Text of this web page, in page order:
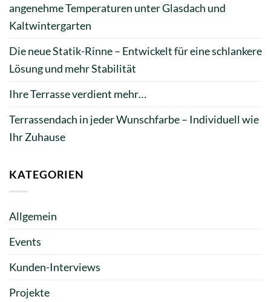
angenehme Temperaturen unter Glasdach und
Kaltwintergarten
Die neue Statik-Rinne – Entwickelt für eine schlankere
Lösung und mehr Stabilität
Ihre Terrasse verdient mehr…
Terrassendach in jeder Wunschfarbe – Individuell wie
Ihr Zuhause
KATEGORIEN
Allgemein
Events
Kunden-Interviews
Projekte